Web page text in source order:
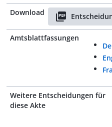
Download
Amtsblattfassungen
Weitere Entscheidungen für
diese Akte